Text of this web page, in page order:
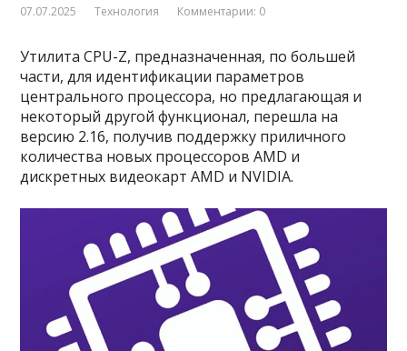
07.07.2025 Технология Комментарии: 0
Утилита CPU-Z, предназначенная, по большей
части, для идентификации параметров
центрального процессора, но предлагающая и
некоторый другой функционал, перешла на
версию 2.16, получив поддержку приличного
количества новых процессоров AMD и
дискретных видеокарт AMD и NVIDIA.